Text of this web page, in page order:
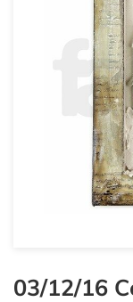
03/12/16